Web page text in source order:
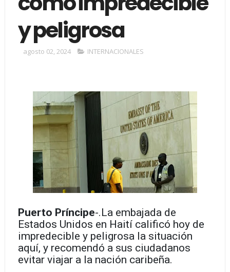
y peligrosa
agosto 02, 2024 INTERNACIONALES
Puerto Príncipe-.La embajada de
Estados Unidos en Haití calificó hoy de
impredecible y peligrosa la situación
aquí, y recomendó a sus ciudadanos
evitar viajar a la nación caribeña.